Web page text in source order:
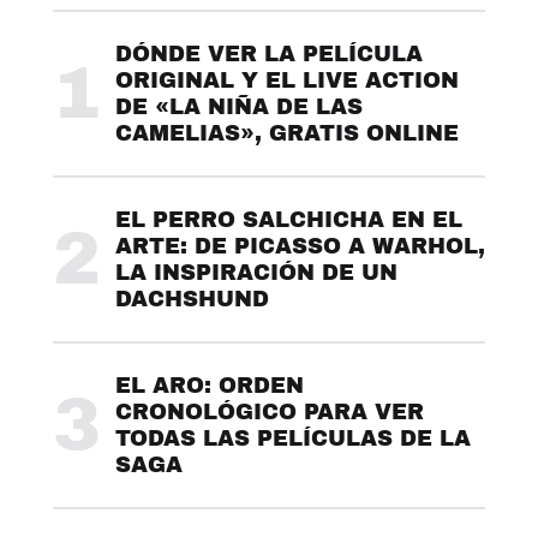
1
DÓNDE VER LA PELÍCULA
ORIGINAL Y EL LIVE ACTION
DE «LA NIÑA DE LAS
CAMELIAS», GRATIS ONLINE
2
EL PERRO SALCHICHA EN EL
ARTE: DE PICASSO A WARHOL,
LA INSPIRACIÓN DE UN
DACHSHUND
3
EL ARO: ORDEN
CRONOLÓGICO PARA VER
TODAS LAS PELÍCULAS DE LA
SAGA